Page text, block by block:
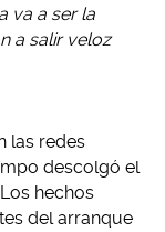
va a ser la
a salir veloz
las redes
descolgó el
hechos
del arranque